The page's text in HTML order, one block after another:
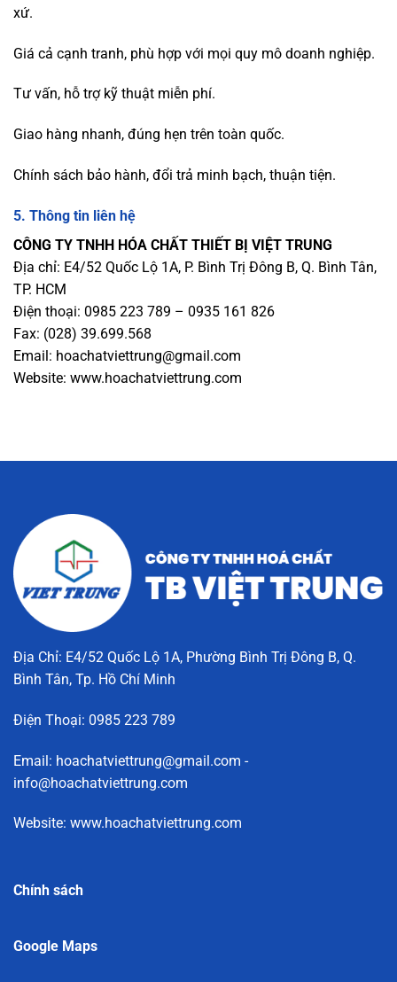
xứ.
Giá cả cạnh tranh, phù hợp với mọi quy mô doanh nghiệp.
Tư vấn, hỗ trợ kỹ thuật miễn phí.
Giao hàng nhanh, đúng hẹn trên toàn quốc.
Chính sách bảo hành, đổi trả minh bạch, thuận tiện.
5. Thông tin liên hệ
CÔNG TY TNHH HÓA CHẤT THIẾT BỊ VIỆT TRUNG
Địa chỉ: E4/52 Quốc Lộ 1A, P. Bình Trị Đông B, Q. Bình Tân,
TP. HCM
Điện thoại: 0985 223 789 – 0935 161 826
Fax: (028) 39.699.568
Email: hoachatviettrung@gmail.com
Website: www.hoachatviettrung.com
Địa Chỉ: E4/52 Quốc Lộ 1A, Phường Bình Trị Đông B, Q.
Bình Tân, Tp. Hồ Chí Minh
Điện Thoại: 0985 223 789
Email: hoachatviettrung@gmail.com -
info@hoachatviettrung.com
Website: www.hoachatviettrung.com
Chính sách
Google Maps